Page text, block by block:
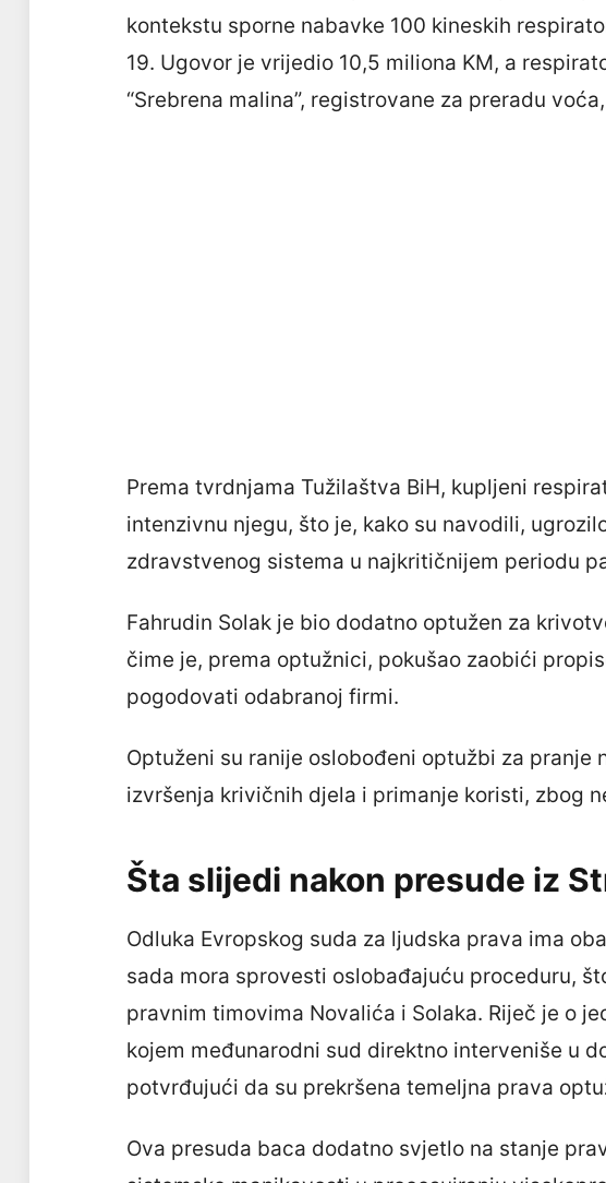
kontekstu sporne nabavke 100 kineskih
19. Ugovor je vrijedio 10,5 miliona KM, a
“Srebrena malina”, registrovane za preradu
Prema tvrdnjama Tužilaštva BiH, kupljeni
intenzivnu njegu, što je, kako su navodili,
zdravstvenog sistema u najkritičnijem periodu
Fahrudin Solak je bio dodatno optužen za
čime je, prema optužnici, pokušao zaobići
pogodovati odabranoj firmi.
Optuženi su ranije oslobođeni optužbi za pranje
izvršenja krivičnih djela i primanje koristi, zbog
Šta slijedi nakon presude iz
Odluka Evropskog suda za ljudska prava ima
sada mora sprovesti oslobađajuću proceduru,
pravnim timovima Novalića i Solaka. Riječ je o
kojem međunarodni sud direktno interveniše u
potvrđujući da su prekršena temeljna prava
Ova presuda baca dodatno svjetlo na stanje